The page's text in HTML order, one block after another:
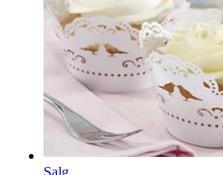
Salg